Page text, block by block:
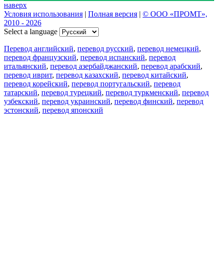
наверх
Условия использования | Полная версия | © ООО «ПРОМТ»,
2010 - 2026
Select a language
Перевод английский, перевод русский, перевод немецкий,
перевод французский, перевод испанский, перевод
итальянский, перевод азербайджанский, перевод арабский,
перевод иврит, перевод казахский, перевод китайский,
перевод корейский, перевод португальский, перевод
татарский, перевод турецкий, перевод туркменский, перевод
узбекский, перевод украинский, перевод финский, перевод
эстонский, перевод японский